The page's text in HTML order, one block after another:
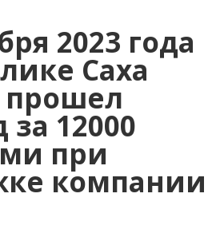
2023 года
Саха
прошел
за 12000
при
компании